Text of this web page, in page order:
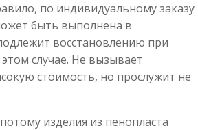
по индивидуальному заказу
быть выполнена в
восстановлению при
случае. Не вызывает
стоимость, но прослужит не
изделия из пенопласта